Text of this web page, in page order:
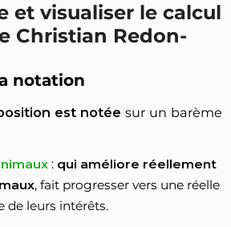
et visualiser le calcul
Christian Redon-
notation
est notée sur un barème
: qui améliore réellement
, fait progresser vers une réelle
de leurs intérêts.